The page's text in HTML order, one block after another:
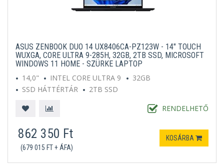
ASUS ZENBOOK DUO 14 UX8406CA-PZ123W - 14" TOUCH
WUXGA, CORE ULTRA 9-285H, 32GB, 2TB SSD, MICROSOFT
WINDOWS 11 HOME - SZÜRKE LAPTOP
14,0"
INTEL CORE ULTRA 9
32GB
SSD HÁTTÉRTÁR
2TB SSD
RENDELHETŐ
862 350 Ft
(679 015 FT + ÁFA)
KOSÁRBA